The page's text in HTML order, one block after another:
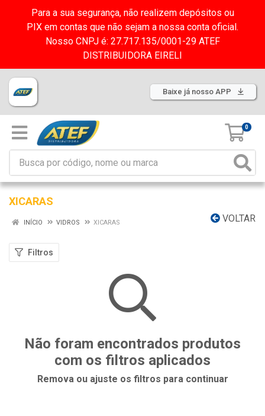
Para a sua segurança, não realizem depósitos ou
PIX em contas que não sejam a nossa conta oficial.
Nosso CNPJ é: 27.717.135/0001-29 ATEF
DISTRIBUIDORA EIRELI
Baixe já nosso APP
0
XICARAS
VOLTAR
INÍCIO VIDROS XICARAS
Filtros
Não foram encontrados produtos
com os filtros aplicados
Remova ou ajuste os filtros para continuar